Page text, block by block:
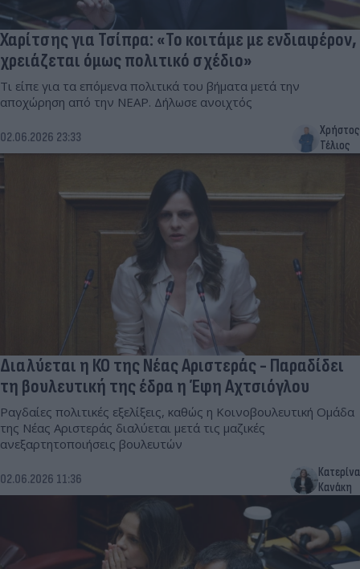
Χαρίτσης για Τσίπρα: «Το κοιτάμε με ενδιαφέρον,
χρειάζεται όμως πολιτικό σχέδιο»
Τι είπε για τα επόμενα πολιτικά του βήματα μετά την
αποχώρηση από την ΝΕΑΡ. Δήλωσε ανοιχτός
02.06.2026 23:33
Χρήστος
Τέλιος
Διαλύεται η ΚΟ της Νέας Αριστεράς - Παραδίδει
τη βουλευτική της έδρα η Έφη Αχτσιόγλου
Ραγδαίες πολιτικές εξελίξεις, καθώς η Κοινοβουλευτική Ομάδα
της Νέας Αριστεράς διαλύεται μετά τις μαζικές
ανεξαρτητοποιήσεις βουλευτών
02.06.2026 11:36
Κατερίνα
Κανάκη